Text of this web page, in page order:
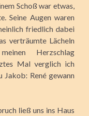
Schoß war etwas,
Seine Augen waren
friedlich dabei
verträumte Lächeln
Herzschlag
Mal verglich ich
Jakob: René gewann
ließ uns ins Haus